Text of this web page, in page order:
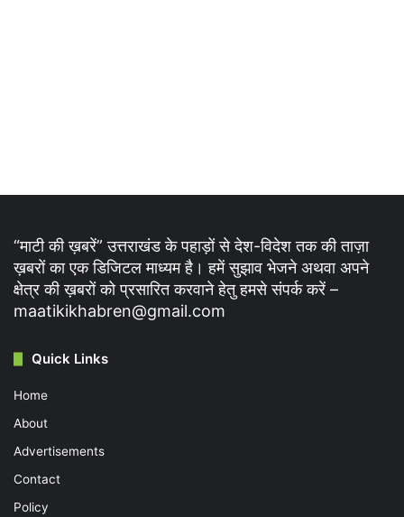
“माटी की ख़बरें” उत्तराखंड के पहाड़ों से देश-विदेश तक की ताज़ा
ख़बरों का एक डिजिटल माध्यम है। हमें सुझाव भेजने अथवा अपने
क्षेत्र की ख़बरों को प्रसारित करवाने हेतु हमसे संपर्क करें –
maatikikhabren@gmail.com
Quick Links
Home
About
Advertisements
Contact
Policy